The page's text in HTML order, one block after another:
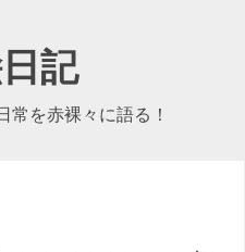
記
常を赤裸々に語る！